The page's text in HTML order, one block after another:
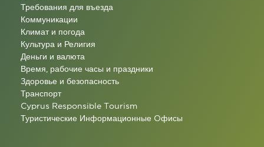
Требования для въезда
Коммуникации
Климат и погода
Культура и Религия
Деньги и валюта
Время, рабочие часы и праздники
Здоровье и безопасность
Транспорт
Cyprus Responsible Tourism
Туристические Информационные Oфисы